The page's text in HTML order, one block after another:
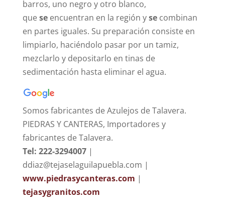
barros, uno negro y otro blanco,
queseencuentran en la región ysecombinan
en partes iguales. Su preparación consiste en
limpiarlo, haciéndolo pasar por un tamiz,
mezclarlo y depositarlo en tinas de
sedimentación hasta eliminar el agua.
Somos fabricantes de Azulejos de Talavera.
PIEDRAS Y CANTERAS, Importadores y
fabricantes de Talavera.
Tel: 222-3294007|
ddiaz@tejaselaguilapuebla.com |
www.piedrasycanteras.com |
tejasygranitos.com